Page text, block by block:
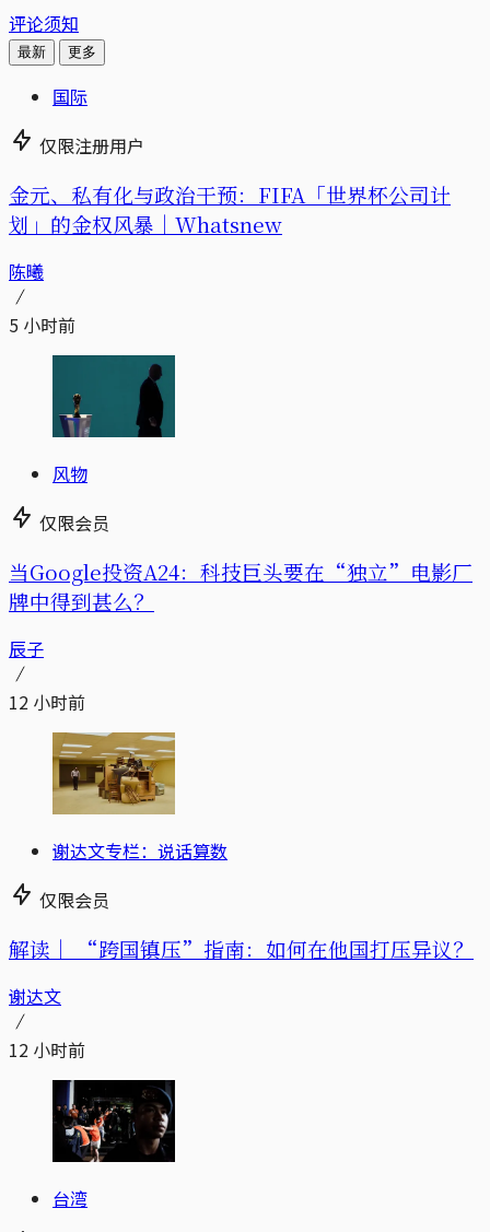
评论须知
最新 更多
国际
仅限注册用户
金元、私有化与政治干预：FIFA「世界杯公司计
划」的金权风暴｜Whatsnew
陈曦
5 小时前
风物
仅限会员
当Google投资A24：科技巨头要在“独立”电影厂
牌中得到甚么？
辰子
12 小时前
谢达文专栏：说话算数
仅限会员
解读｜ “跨国镇压”指南：如何在他国打压异议？
谢达文
12 小时前
台湾